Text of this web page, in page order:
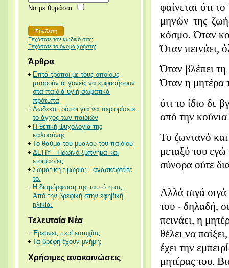
Να με θυμάσαι
Ξεχάσατε τον κωδικό σας;
Ξεχάσατε το όνομα χρήστη;
Άρθρα
Επτά τρόποι με τους οποίους
μπορούν οι γονείς να εμφυσήσουν
στα παιδιά υγιή σωματικά
πρότυπα
Δώδεκα τρόποι για να περιορίσετε
το άγχος των παιδιών
Η θετική ψυχολογία της
καλοσύνης
Το θαύμα του μυαλού του παιδιού
ΔΕΠΥ - Πρωϊνό ξύπνημα και
ετοιμασίες
Σωματική τιμωρία; Ξανασκεφτείτε
το.
Η διαμόρφωση της ταυτότητας.
Από την βρεφική στην εφηβική
ηλικία.
Τελευταία Νέα
Έρευνες περί ευτυχίας
Τα βρέφη έχουν μνήμη;
Χρήσιμες ανακοινώσεις
φαίνεται ότι
μηνών της
κόσμο. Όταν
Όταν πεινάει,
Όταν βλέπει τη
Όταν η μητέρα
ότι το ίδιο δε
από την
Το ζωντανό
μεταξύ του
σύνορα ούτε
Αλλά σιγά σιγά
του - δηλαδή,
πεινάει, η
θέλει να
έχει την
μητέρας του.